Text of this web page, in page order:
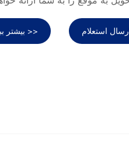
بیشتر ببینید >>